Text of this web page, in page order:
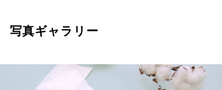
写真ギャラリー